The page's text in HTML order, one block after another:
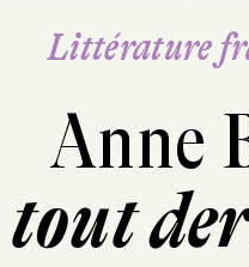
Littérature
Anne